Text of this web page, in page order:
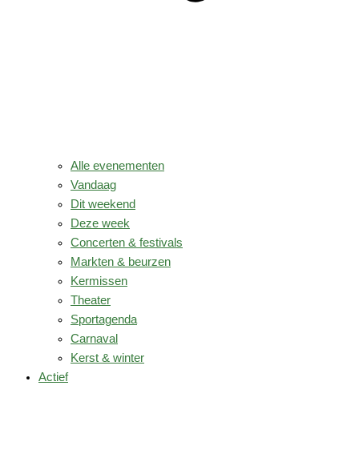
Alle evenementen
Vandaag
Dit weekend
Deze week
Concerten & festivals
Markten & beurzen
Kermissen
Theater
Sportagenda
Carnaval
Kerst & winter
Actief